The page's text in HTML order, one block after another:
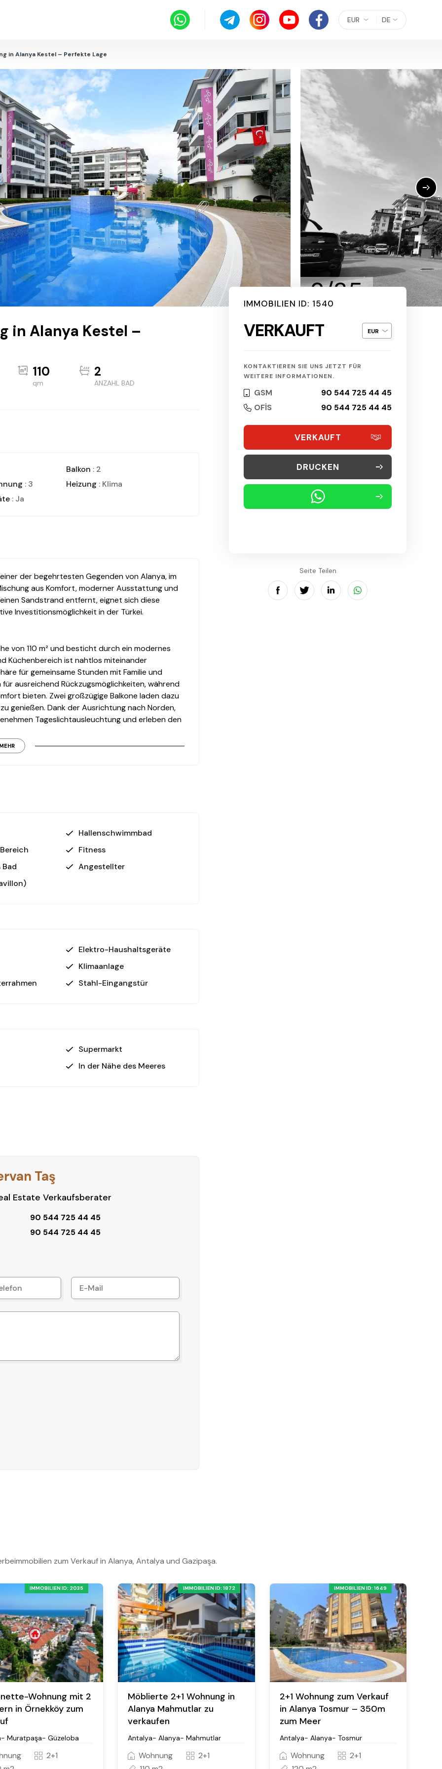
DE
EUR
in Alanya Kestel – Perfekte Lage
2/35
IMMOBILIEN ID: 1540
VERKAUFT
KONTAKTIEREN SIE UNS JETZT FÜR
WEITERE INFORMATIONEN.
GSM
90 544 725 44 45
OFİS
90 544 725 44 45
VERKAUFT
DRUCKEN
Seite Teilen
in Alanya Kestel –
110
qm
2
ANZAHL BAD
Balkon : 2
: 3 Heizung : Klima
: Ja
der begehrtesten Gegenden von Alanya, im
aus Komfort, moderner Ausstattung und
Sandstrand entfernt, eignet sich diese
Investitionsmöglichkeit in der Türkei.
von 110 m² und besticht durch ein modernes
Küchenbereich ist nahtlos miteinander
für gemeinsame Stunden mit Familie und
ausreichend Rückzugsmöglichkeiten, während
bieten. Zwei großzügige Balkone laden dazu
genießen. Dank der Ausrichtung nach Norden,
Tageslichtausleuchtung und erleben den
zur Abkühlung und zum Vergnügen an heißen
und Erholung stehen Ihnen diese
Umgebung, in der auch die Kleinsten
und Freunden unter freiem Himmel.
für Langstreckenreisen
auch eine umfassende Ausstattung, die
Kapitalanlage oder dauerhaftes Zuhause –
MEHR
Hallenschwimmbad
Fitness
Angestellter
Elektro-Haushaltsgeräte
Klimaanlage
Stahl-Eingangstür
Supermarkt
In der Nähe des Meeres
Taş
Estate Verkaufsberater
90 544 725 44 45
90 544 725 44 45
zum Verkauf in Alanya, Antalya und Gazipaşa.
IMMOBILIEN ID: 2035
Wohnung mit 2
in Örnekköy zum
Muratpaşa- Güzeloba
2+1
IMMOBILIEN ID: 1872
Möblierte 2+1 Wohnung in
Alanya Mahmutlar zu
verkaufen
Antalya- Alanya- Mahmutlar
Wohnung
2+1
IMMOBILIEN ID: 1649
2+1 Wohnung zum Verkauf
in Alanya Tosmur – 350m
zum Meer
Antalya- Alanya- Tosmur
Wohnung
2+1